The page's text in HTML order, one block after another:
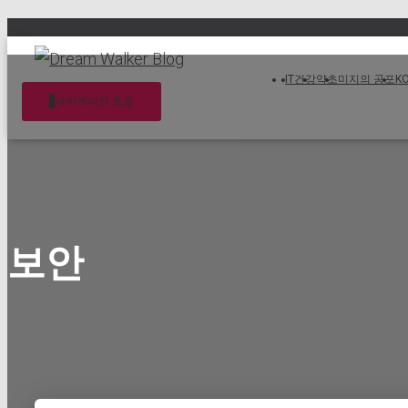
내비게이션 토글
IT건강약초미지의 공포
보안